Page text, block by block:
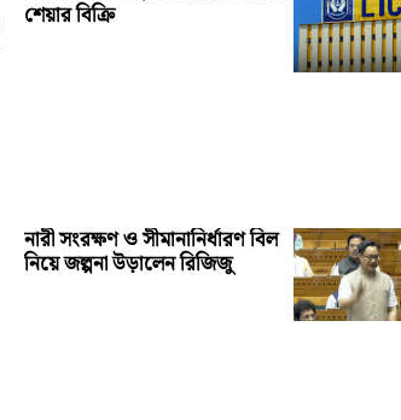
শেয়ার বিক্রি
নারী সংরক্ষণ ও সীমানানির্ধারণ বিল
নিয়ে জল্পনা উড়ালেন রিজিজু